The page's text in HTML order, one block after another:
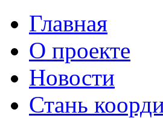
Главная
О проекте
Новости
Стань